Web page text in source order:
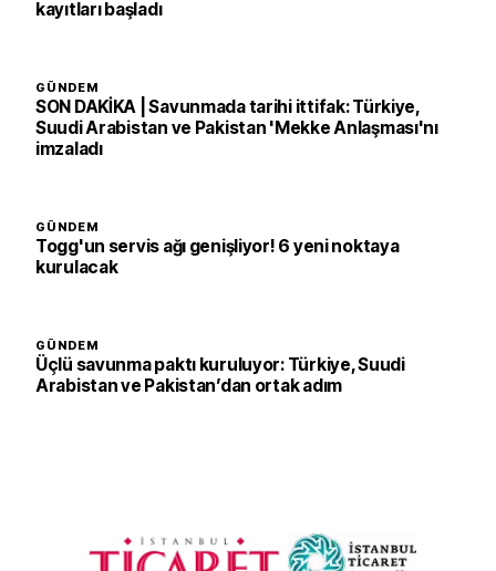
kayıtları başladı
GÜNDEM
SON DAKİKA | Savunmada tarihi ittifak: Türkiye,
Suudi Arabistan ve Pakistan 'Mekke Anlaşması'nı
imzaladı
GÜNDEM
Togg'un servis ağı genişliyor! 6 yeni noktaya
kurulacak
GÜNDEM
Üçlü savunma paktı kuruluyor: Türkiye, Suudi
Arabistan ve Pakistan’dan ortak adım